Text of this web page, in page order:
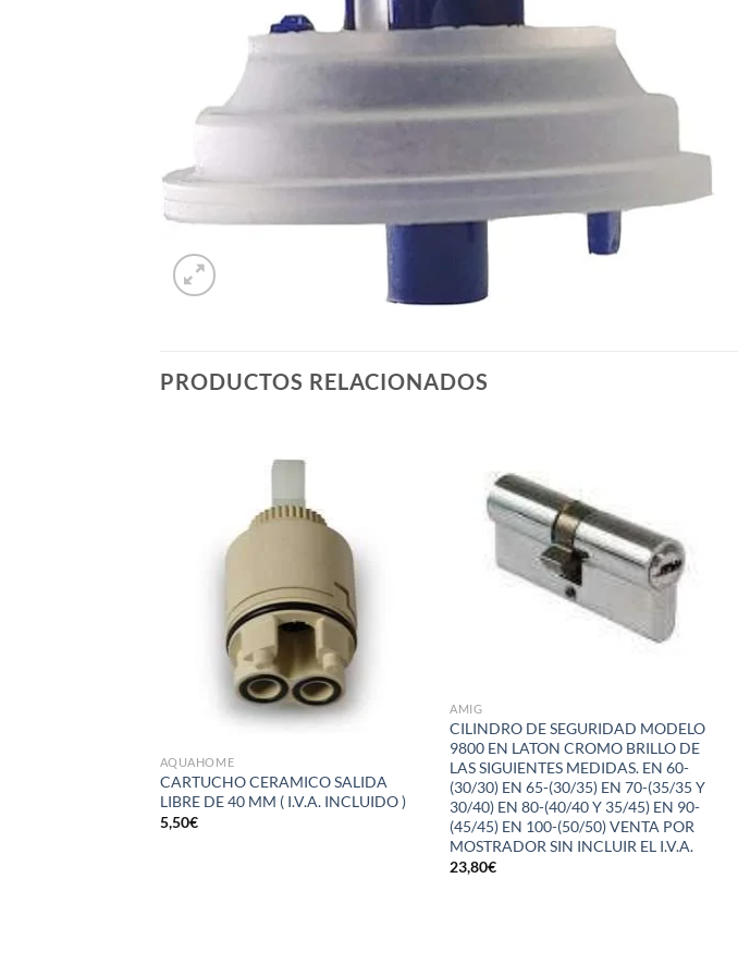
PRODUCTOS RELACIONADOS
AQUAHOME
CARTUCHO CERAMICO SALIDA
LIBRE DE 40 MM ( I.V.A. INCLUIDO )
5,50€
AMIG
CILINDRO DE SEGURIDAD MODELO
9800 EN LATON CROMO BRILLO DE
LAS SIGUIENTES MEDIDAS. EN 60-
(30/30) EN 65-(30/35) EN 70-(35/35 Y
30/40) EN 80-(40/40 Y 35/45) EN 90-
(45/45) EN 100-(50/50) VENTA POR
MOSTRADOR SIN INCLUIR EL I.V.A.
23,80€